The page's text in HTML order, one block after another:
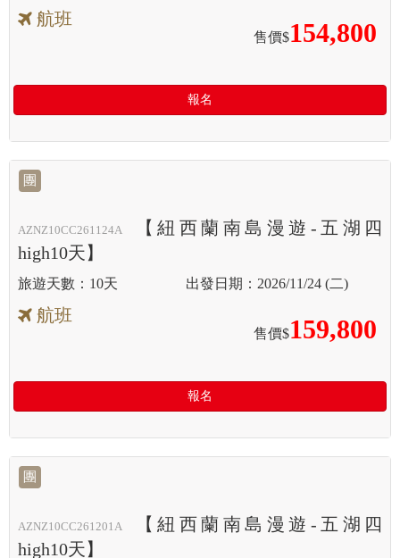
航班
售價$154,800
報名
團
AZNZ10CC261124A
【紐西蘭南島漫遊-五湖四
high10天】
10天 2026/11/24 (二)
航班
售價$159,800
報名
團
AZNZ10CC261201A
【紐西蘭南島漫遊-五湖四
high10天】